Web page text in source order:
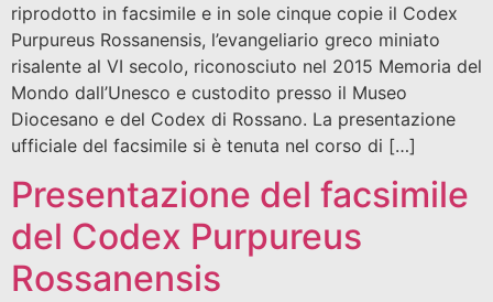
riprodotto in facsimile e in sole cinque copie il Codex
Purpureus Rossanensis, l’evangeliario greco miniato
risalente al VI secolo, riconosciuto nel 2015 Memoria del
Mondo dall’Unesco e custodito presso il Museo
Diocesano e del Codex di Rossano. La presentazione
ufficiale del facsimile si è tenuta nel corso di […]
Presentazione del facsimile
del Codex Purpureus
Rossanensis